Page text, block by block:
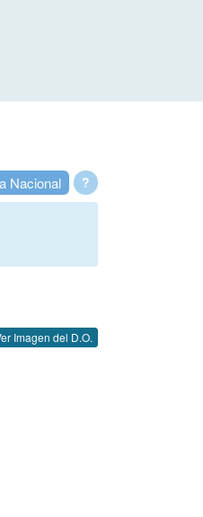
?
Nacional
Imagen del D.O.